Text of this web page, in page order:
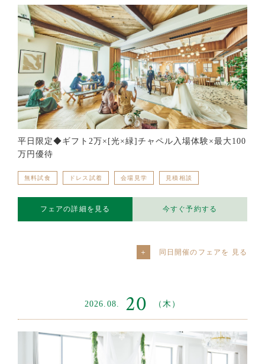
平日限定◆ギフト2万×[光×緑]チャペル入場体験×最大100
万円優待
無料試食 ドレス試着 会場見学 見積相談
フェアの詳細を見る 今すぐ予約する
同日開催のフェアを
2026.08. 20 （木）